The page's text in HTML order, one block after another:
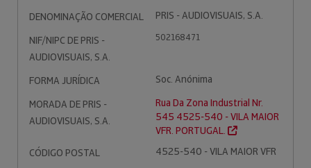
DENOMINAÇÃO COMERCIAL
PRIS - AUDIOVISUAIS, S.A.
NIF/NIPC DE PRIS -
AUDIOVISUAIS, S.A.
502168471
FORMA JURÍDICA
Soc. Anónima
MORADA DE PRIS -
AUDIOVISUAIS, S.A.
Rua Da Zona Industrial Nr.
545 4525-540 - VILA MAIOR
VFR. PORTUGAL.
CÓDIGO POSTAL
4525-540 - VILA MAIOR VFR